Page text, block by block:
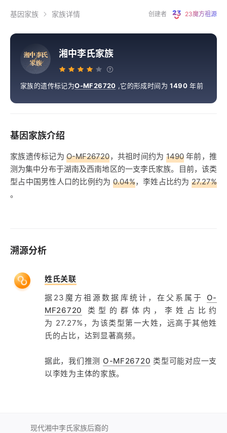
基因家族 家族详情 创建者 23魔方祖源
湘中李氏
家族
湘中李氏家族
家族的遗传标记为O-MF26720 ,它的形成时间为1490 年前
基因家族介绍
家族遗传标记为O-MF26720，共祖时间约为 1490年前，推
测为集中分布于湖南及西南地区的一支李氏家族。目前，该类
型占中国男性人口的比例约为 0.04%，李姓占比约为27.27%
。
溯源分析
姓氏关联
据23魔方祖源数据库统计，在父系属于 O-
MF26720
类型的群体内，李姓占比约
为 27.27%，为该类型第一大姓，远高于其他姓
氏的占比，达到显著高频。
据此，我们推测 O-MF26720 类型可能对应一支
以李姓为主体的家族。
现代湘中李氏家族后裔的